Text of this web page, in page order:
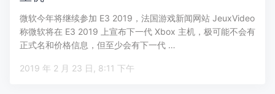
微软今年将继续参加 E3 2019，法国游戏新闻网站 JeuxVideo
称微软将在 E3 2019 上宣布下一代 Xbox 主机，极可能不会有
正式名和价格信息，但至少会有下一代 …
2019 年 2 月 23 日, 8:11 下午